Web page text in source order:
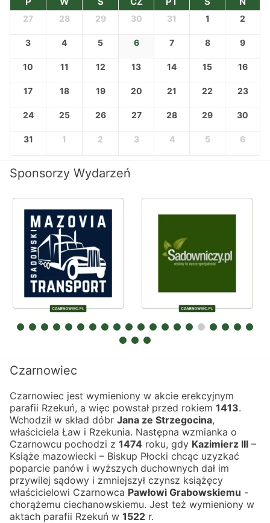
27 28 29 30 31 1 2
3 4 5 6 7 8 9
10 11 12 13 14 15 16
17 18 19 20 21 22 23
24 25 26 27 28 29 30
31 1 2 3 4 5 6
Sponsorzy Wydarzeń
Czarnowiec
Czarnowiec jest wymieniony w akcie erekcyjnym
parafii Rzekuń, a więc powstał przed rokiem 1413.
Wchodził w skład dóbr Jana ze Strzegocina,
właściciela Ław i Rzekunia. Następna wzmianka o
Czarnowcu pochodzi z 1474 roku, gdy Kazimierz III –
Książe mazowiecki – Biskup Płocki chcąc uzyzkać
poparcie panów i wyższych duchownych dał im
przywilej sądowy i zmniejszył czynsz książęcy
właścicielowi Czarnowca Pawłowi Grabowskiemu -
chorążemu ciechanowskiemu. Jest też wymieniony w
aktach parafii Rzekuń w 1522 r.